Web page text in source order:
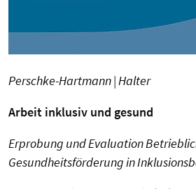
Perschke-Hartmann | Halter
Arbeit inklusiv und gesund
Erprobung und Evaluation
Gesundheitsförderung in